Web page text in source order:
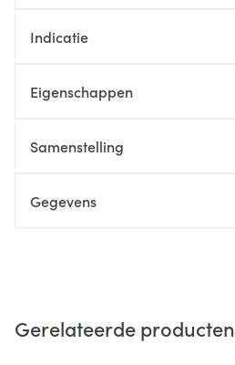
Indicatie
Eigenschappen
Samenstelling
Gegevens
Gerelateerde producten